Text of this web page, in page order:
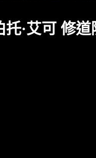
托·艾可 修道